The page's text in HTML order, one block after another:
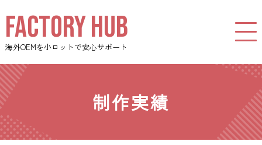
FACTORY HUB
海外OEMを小ロットで安心サポート
制作実績